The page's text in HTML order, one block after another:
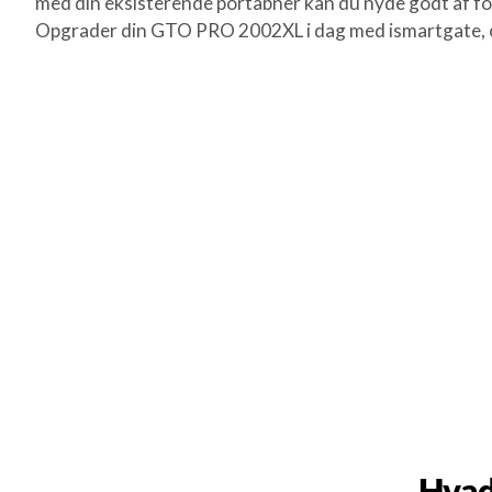
Opgrader din GTO PRO 2002XL i dag med